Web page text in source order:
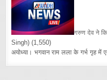
गरुण देव ने
Singh) (1,550)
अयोध्या। भगवान राम लला के गर्भ गृह में